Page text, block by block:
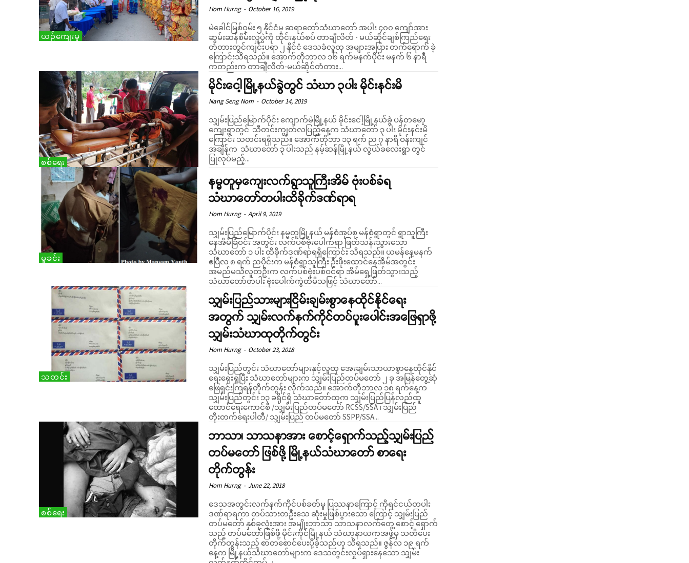
ယဉ်ကျေးမှု
Hom Hurng - October 16, 2019
မဲခေါင်မြစ်ဝှမ်း ၅ နိုင်ငံမှ ဆရာတော်သံဃာတော် အပါး ၄၀၀ ကျော်အား
ဆွမ်းဆန်စိမ်းလှူပွဲကို ထိုင်းနယ်စပ် တာချီလိတ် - မယ်ဆိုင်ချစ်ကြည်ရေး
တံတားတွင်ကျင်းပရာ ၂ နိုင်ငံ ဒေသခံလူထု အများအပြား တက်ရောက် ခဲ့
ကြောင်းသိရသည်။ အောက်တိုဘာလ ၁၆ ရက်မနက်ပိုင်း မနက် ၆ နာရီ
ကတည်းက တာချီလိတ်-မယ်ဆိုင်တံတား...
စစ်ရေး
မိုင်းငေါ့မြို့နယ်ခွဲတွင် သံဃာ ၃ပါး မိုင်းနင်းမိ
Nang Seng Nom - October 14, 2019
သျှမ်းပြည်မြောက်ပိုင်း ကျောက်မဲမြို့နယ် မိုင်းငေါ့မြို့နယ်ခွဲ ပန်တမော့
ကျေးရွာတွင် သီတင်းကျွတ်လပြည့်နေ့က သံဃာတော် ၃ ပါး မိုင်းနင်းမိ
ကြောင်း သတင်းရရှိသည်။ အောက်တိုဘာ ၁၃ ရက် ည ၇ နာရီ ဝန်းကျင်
အချိန်က သံဃာတော် ၃ ပါးသည် နမ့်ဆန်မြို့နယ် လွယ်ခလေးရွာ တွင်
ပြုလုပ်မည့်...
မှုခင်း
နမ္မတူမှကျေးလက်ရွာသူကြီးအိမ် ဗုံးပစ်ခံရ
သံဃာတော်တပါးထိခိုက်ဒဏ်ရာရ
Hom Hurng - April 9, 2019
သျှမ်းပြည်မြောက်ပိုင်း နမ္မတူမြို့နယ် မန်စံအုပ်စု မန်စံရွာတွင် ရွာသူကြီး
နေအိမ်ခြံဝင်း အတွင်း လက်ပစ်ဗုံးပေါက်ရာ ဖြတ်သန်းသွားသော
သံဃာတော် ၁ ပါး ထိခိုက်ဒဏ်ရာရရှိကြောင်း သိရသည်။ ယမန်နေ့မနက်
ဧပြီလ ၈ ရက် ညပိုင်းက မန်စံရွာသူကြီး ဦးဖိုးထောင်နေအိမ်အတွင်း
အမည်မသိလူတဦးက လက်ပစ်ဗုံးပစ်ဝင်ရာ အိမ်ရှေ့ဖြတ်သွားသည့်
သံဃာတော်တပါး ဗုံးပေါက်ကွဲထိမိသဖြင့် သံဃာတော်...
သတင်း
သျှမ်းပြည်သားများငြိမ်းချမ်းစွာနေထိုင်နိုင်ရေး
အတွက် သျှမ်းလက်နက်ကိုင်တပ်ပူးပေါင်းအဖြေရှာဖို့
သျှမ်းသံဃာထုတိုက်တွင်း
Hom Hurng - October 23, 2018
သျှမ်းပြည်တွင်း သံဃာတော်များနှင့်လူထု အေးချမ်းသာယာစွာနေထိုင်နိုင်
ရေးရှေးရှုပြီး သံဃာတော်များက သျှမ်းပြည်တပ်မတော် ၂ ခု အမြန်တွေ့ဆုံ
ဖြေရှင်းကြရန်တိုက်တွန်း လိုက်သည်။ အောက်တိုဘာလ ၁၈ ရက်နေ့က
သျှမ်းပြည်တွင်း ၁၃ ခရိုင်ရှိ သံဃာတော်ထုက သျှမ်းပြည်ပြန်လည်ထူ
ထောင်ရေးကောင်စီ /သျှမ်းပြည်တပ်မတော် RCSS/SSA ၊ သျှမ်းပြည်
တိုးတက်ရေးပါတီ/ သျှမ်းပြည် တပ်မတော် SSPP/SSA...
စစ်ရေး
ဘာသာ၊ သာသနာအား စောင့်ရှောက်သည့်သျှမ်းပြည်
တပ်မတော် ဖြစ်ဖို့ မြို့နယ်သံဃာတော် စာရေး
တိုက်တွန်း
Hom Hurng - June 22, 2018
ဒေသအတွင်းလက်နက်ကိုင်ပစ်ခတ်မှု ပြဿနာကြောင့် ကိုရင်ငယ်တပါး
ဒဏ်ရာရကာ တပ်သားတဦးသေ ဆုံးမှုဖြစ်ပွားသော ကြောင့် သျှမ်းပြည်
တပ်မတော် နှစ်ခုလုံးအား အမျိုးဘာသာ သာသနာလက်တွေ့ စောင့် ရှောက်
သည့် တပ်မတော်ဖြစ်ဖို့ မိုင်းကိုင်မြို့နယ် သံဃာ့နာယကအဖွဲ့မှ သတိပေး
တိုက်တွန်းသည့် စာတစောင်ပေးပို့ခဲ့သည်ဟု သိရသည်။ ဇွန်လ ၁၉ ရက်
နေ့က မြို့နယ်သံဃာတော်များက ဒေသတွင်းလှုပ်ရှားနေသော သျှမ်း